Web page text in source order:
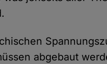
abgebaut